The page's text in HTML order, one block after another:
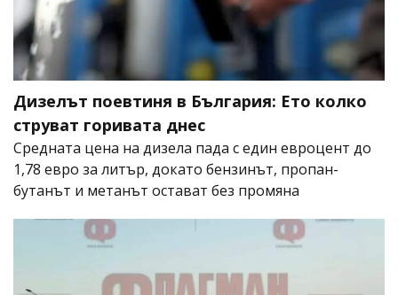
Дизелът поевтиня в България: Ето колко
струват горивата днес
Средната цена на дизела пада с един евроцент до
1,78 евро за литър, докато бензинът, пропан-
бутанът и метанът остават без промяна